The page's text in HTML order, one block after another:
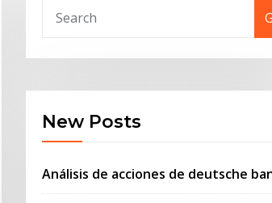
New Posts
Análisis de acciones de deutsche